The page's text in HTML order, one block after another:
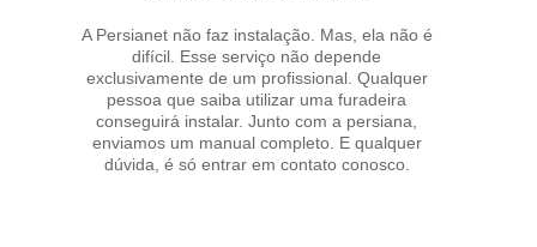
A Persianet não faz instalação. Mas, ela não é
difícil. Esse serviço não depende
exclusivamente de um profissional. Qualquer
pessoa que saiba utilizar uma furadeira
conseguirá instalar. Junto com a persiana,
enviamos um manual completo. E qualquer
dúvida, é só entrar em contato conosco.